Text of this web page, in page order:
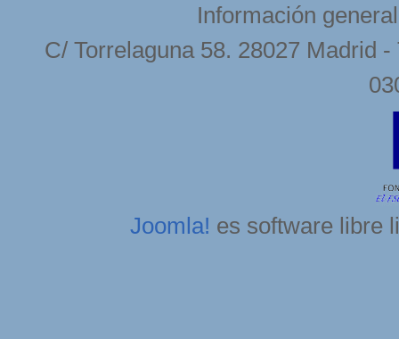
Información
C/ Torrelaguna 58. 28027 Madrid
Joomla! es software libre